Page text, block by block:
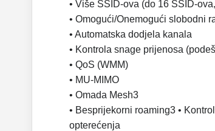
• Više SSID-ova (do 16 SSID-
• Omogući/Onemogući slobodni
• Automatska dodjela kanala
• Kontrola snage prijenosa
• QoS (WMM)
• MU-MIMO
• Omada Mesh3
• Besprijekorni roaming3 •
opterećenja